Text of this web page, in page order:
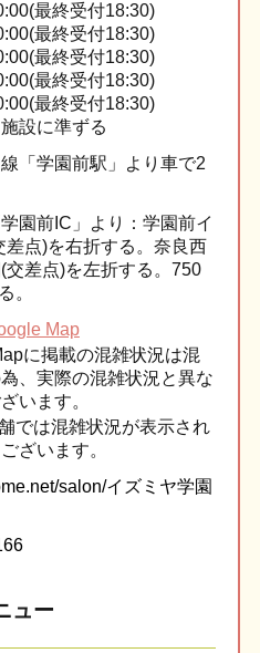
最終受付18:30)
最終受付18:30)
最終受付18:30)
最終受付18:30)
最終受付18:30)
施設に準ずる
線「学園前駅」より車で2
園前IC」より：学園前イ
差点)を右折する。奈良西
交差点)を左折する。750
。
Map
に掲載の混雑状況は混
、実際の混雑状況と異な
います。
では混雑状況が表示され
ざいます。
salon/イズミヤ学園
ュー